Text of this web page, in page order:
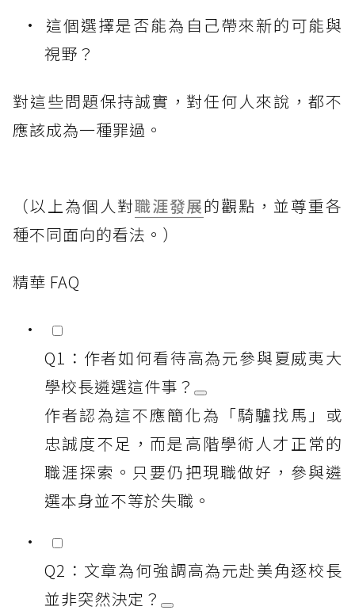
這個選擇是否能為自己帶來新的可能與
視野？
對這些問題保持誠實，對任何人來說，都不
應該成為一種罪過。
（以上為個人對職涯發展的觀點，並尊重各
種不同面向的看法。）
精華 FAQ
Q1：作者如何看待高為元參與夏威夷大
學校長遴選這件事？
作者認為這不應簡化為「騎驢找馬」或
忠誠度不足，而是高階學術人才正常的
職涯探索。只要仍把現職做好，參與遴
選本身並不等於失職。
Q2：文章為何強調高為元赴美角逐校長
並非突然決定？